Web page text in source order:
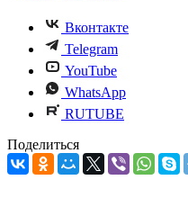
Вконтакте
Telegram
YouTube
WhatsApp
RUTUBE
Поделиться